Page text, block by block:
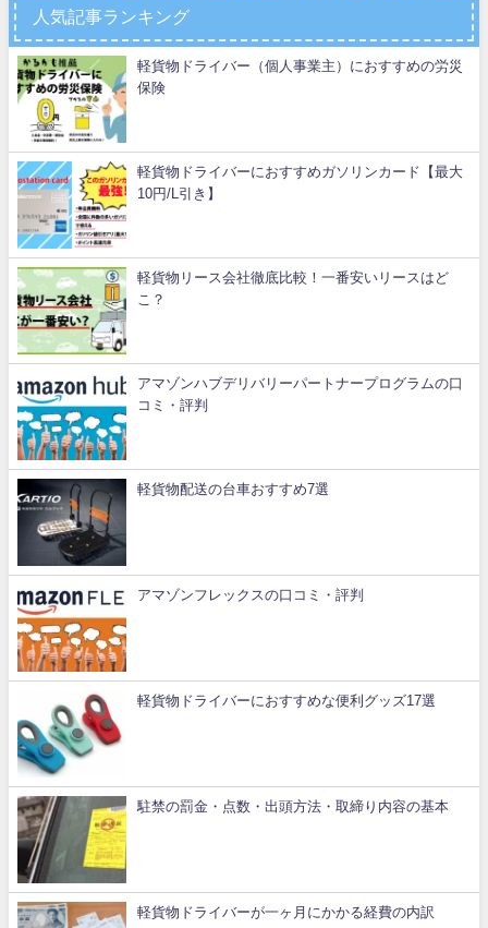
人気記事ランキング
軽貨物ドライバー（個人事業主）におすすめの労災
保険
軽貨物ドライバーにおすすめガソリンカード【最大
10円/L引き】
軽貨物リース会社徹底比較！一番安いリースはど
こ？
アマゾンハブデリバリーパートナープログラムの口
コミ・評判
軽貨物配送の台車おすすめ7選
アマゾンフレックスの口コミ・評判
軽貨物ドライバーにおすすめな便利グッズ17選
駐禁の罰金・点数・出頭方法・取締り内容の基本
軽貨物ドライバーが一ヶ月にかかる経費の内訳